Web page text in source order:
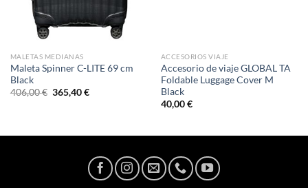
MALETAS MEDIANAS
Maleta Spinner C-LITE 69 cm
Black
406,00€ El
precio
365,40€El
ACCESORIOS VIAJE
Accesorio de viaje GLOBAL TA
Foldable Luggage Cover M
Black
40,00€